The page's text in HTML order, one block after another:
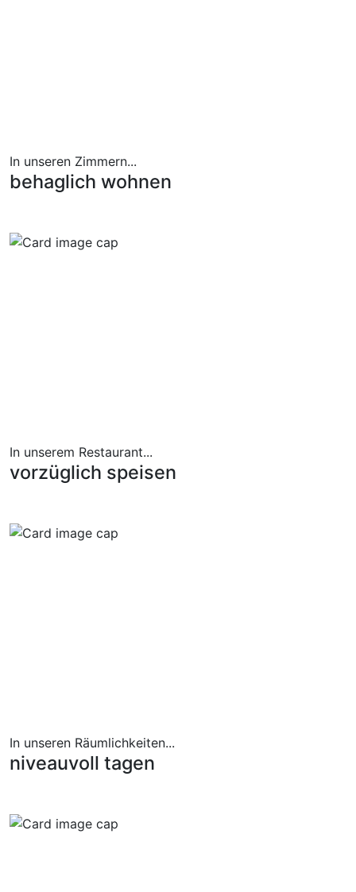
In unseren Zimmern...
behaglich wohnen
In unserem Restaurant...
vorzüglich speisen
In unseren Räumlichkeiten...
niveauvoll tagen